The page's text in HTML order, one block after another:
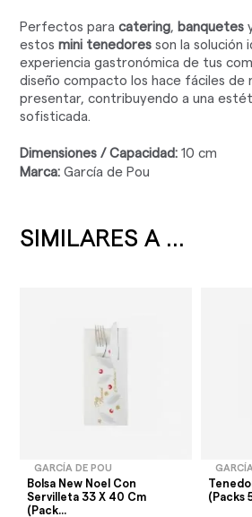
Perfectos paracatering, banquetes
estosmini tenedores son la solución
experiencia gastronómica de tus
diseño compacto los hace fáciles de
presentar, contribuyendo a una
sofisticada.
Dimensiones / Capacidad: 10 cm
Marca: García de Pou
SIMILARES A ...
GARCÍA DE POU
Bolsa New Noel Con
Servilleta 33 X 40 Cm
(pack...
(Packs